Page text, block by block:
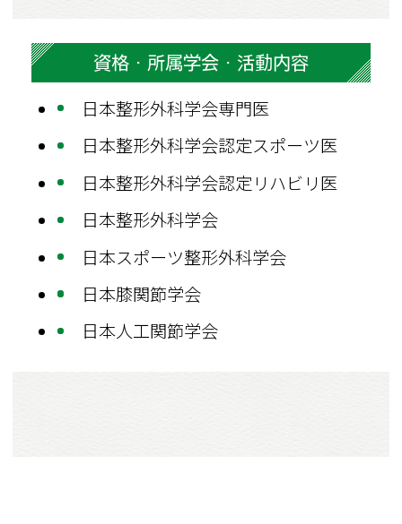
資格・所属学会・活動内容
日本整形外科学会専門医
日本整形外科学会認定スポーツ医
日本整形外科学会認定リハビリ医
日本整形外科学会
日本スポーツ整形外科学会
日本膝関節学会
日本人工関節学会